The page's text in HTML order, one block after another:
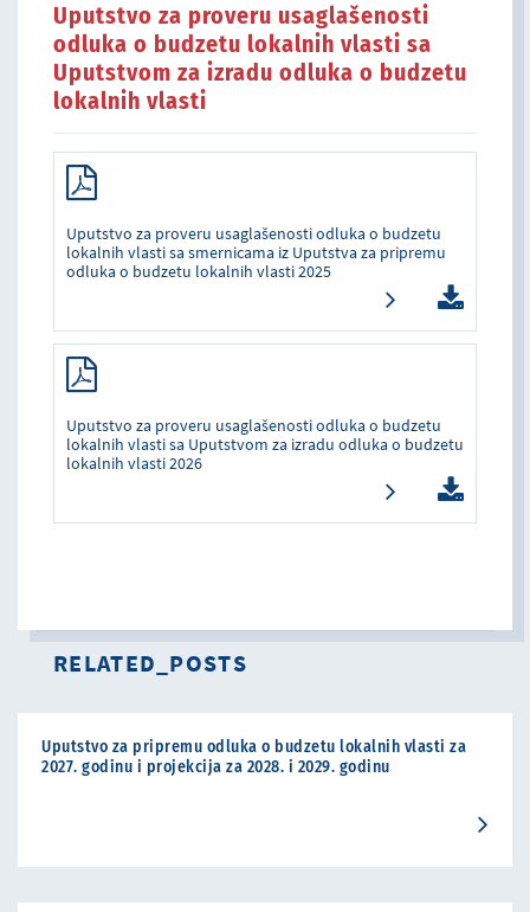
Uputstvo za proveru usaglašenosti
odluka o budzetu lokalnih vlasti sa
Uputstvom za izradu odluka o budzetu
lokalnih vlasti
Uputstvo za proveru usaglašenosti odluka o budzetu
lokalnih vlasti sa smernicama iz Uputstva za pripremu
odluka o budzetu lokalnih vlasti 2025
Uputstvo za proveru usaglašenosti odluka o budzetu
lokalnih vlasti sa Uputstvom za izradu odluka o budzetu
lokalnih vlasti 2026
RELATED_POSTS
Uputstvo za pripremu odluka o budzetu lokalnih vlasti za
2027. godinu i projekcija za 2028. i 2029. godinu